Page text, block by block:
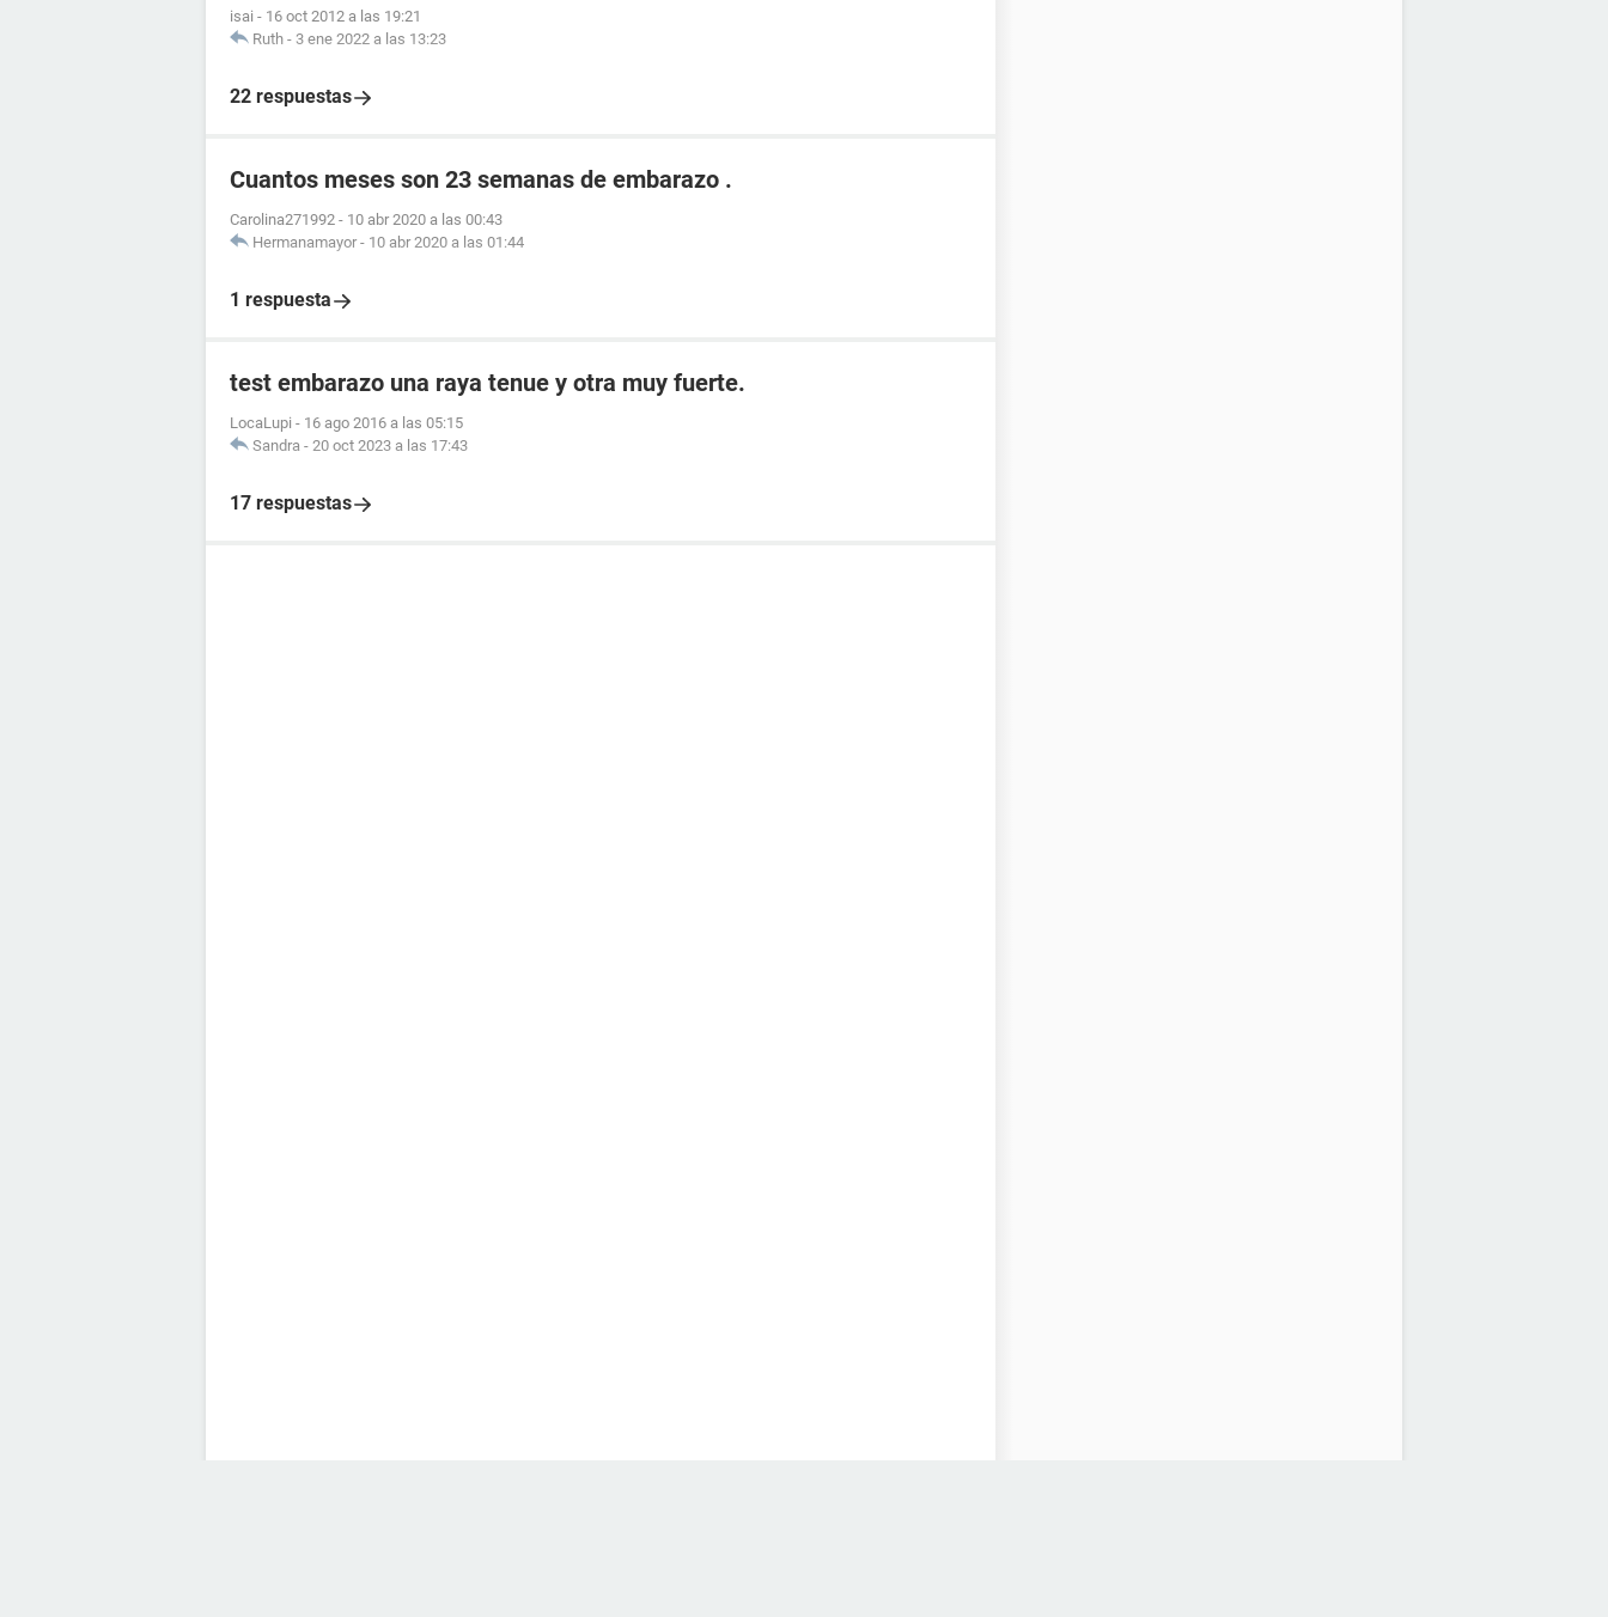
isai - 16 oct 2012 a las 19:21
Ruth - 3 ene 2022 a las 13:23
22 respuestas
Cuantos meses son 23 semanas de embarazo .
Carolina271992 - 10 abr 2020 a las 00:43
Hermanamayor - 10 abr 2020 a las 01:44
1 respuesta
test embarazo una raya tenue y otra muy fuerte.
LocaLupi - 16 ago 2016 a las 05:15
Sandra - 20 oct 2023 a las 17:43
17 respuestas